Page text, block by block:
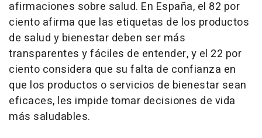
afirmaciones sobre salud. En España, el 82 por
ciento afirma que las etiquetas de los productos
de salud y bienestar deben ser más
transparentes y fáciles de entender, y el 22 por
ciento considera que su falta de confianza en
que los productos o servicios de bienestar sean
eficaces, les impide tomar decisiones de vida
más saludables.